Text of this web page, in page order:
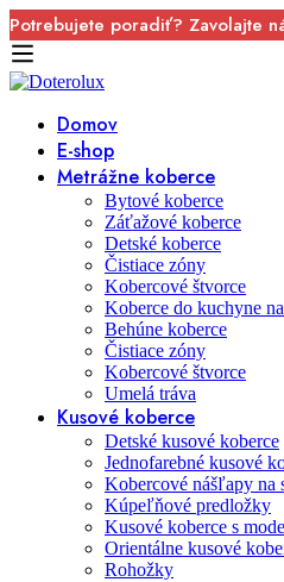
Potrebujete poradiť? Zavolajte
Domov
E-shop
Metrážne koberce
Bytové koberce
Záťažové koberce
Detské koberce
Čistiace zóny
Kobercové štvorce
Koberce do kuchyne
Behúne koberce
Čistiace zóny
Kobercové štvorce
Umelá tráva
Kusové koberce
Detské kusové koberce
Jednofarebné kusové
Kobercové nášľapy na
Kúpeľňové predložky
Kusové koberce s
Orientálne kusové
Rohožky